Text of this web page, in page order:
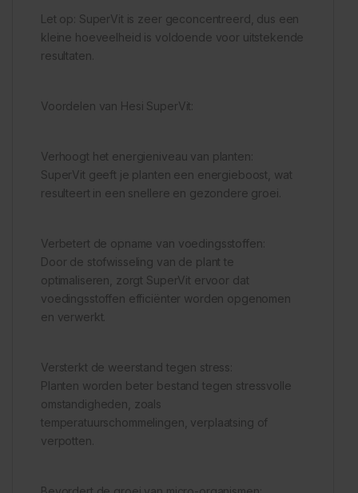
Let op: SuperVit is zeer geconcentreerd, dus een
kleine hoeveelheid is voldoende voor uitstekende
resultaten.
Voordelen van Hesi SuperVit:
Verhoogt het energieniveau van planten:
SuperVit geeft je planten een energieboost, wat
resulteert in een snellere en gezondere groei.
Verbetert de opname van voedingsstoffen:
Door de stofwisseling van de plant te
optimaliseren, zorgt SuperVit ervoor dat
voedingsstoffen efficiënter worden opgenomen
en verwerkt.
Versterkt de weerstand tegen stress:
Planten worden beter bestand tegen stressvolle
omstandigheden, zoals
temperatuurschommelingen, verplaatsing of
verpotten.